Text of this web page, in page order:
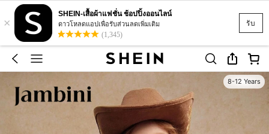
รับ
×
SHEIN-เสื้อผ้าแฟชั่น ช้อปปิ้งออนไลน์
ดาวโหลดแอปเพื่อรับส่วนลดเพิ่มเติม
(1,345)
8-12 Years